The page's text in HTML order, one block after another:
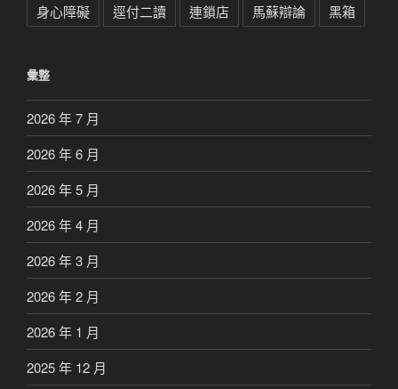
身心障礙
逕付二讀 連鎖店 馬蘇辯論 黑箱
彙整
2026 年 7 月
2026 年 6 月
2026 年 5 月
2026 年 4 月
2026 年 3 月
2026 年 2 月
2026 年 1 月
2025 年 12 月